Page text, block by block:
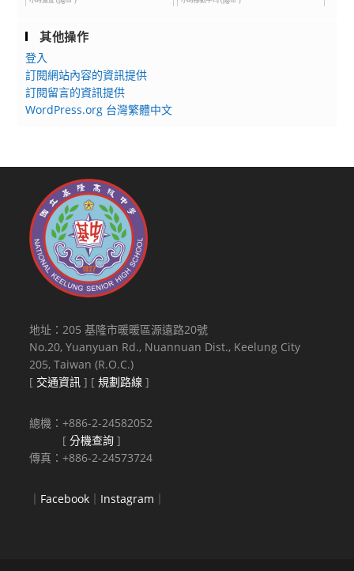
其他操作
登入
訂閱網站內容的資訊提供
訂閱留言的資訊提供
WordPress.org 台灣繁體中文
地址：205 基隆市暖暖區源遠路20號
No.20, Yuanyuan Rd., Nuannuan Dist., Keelung City
205, Taiwan (R.O.C.)
[ 交通資訊 ] [規劃路線 ]
總機：+886-2-24582052
[分機查詢 ]
傳真：+886-2-24573724
｜ Facebook ｜ Instagram ｜